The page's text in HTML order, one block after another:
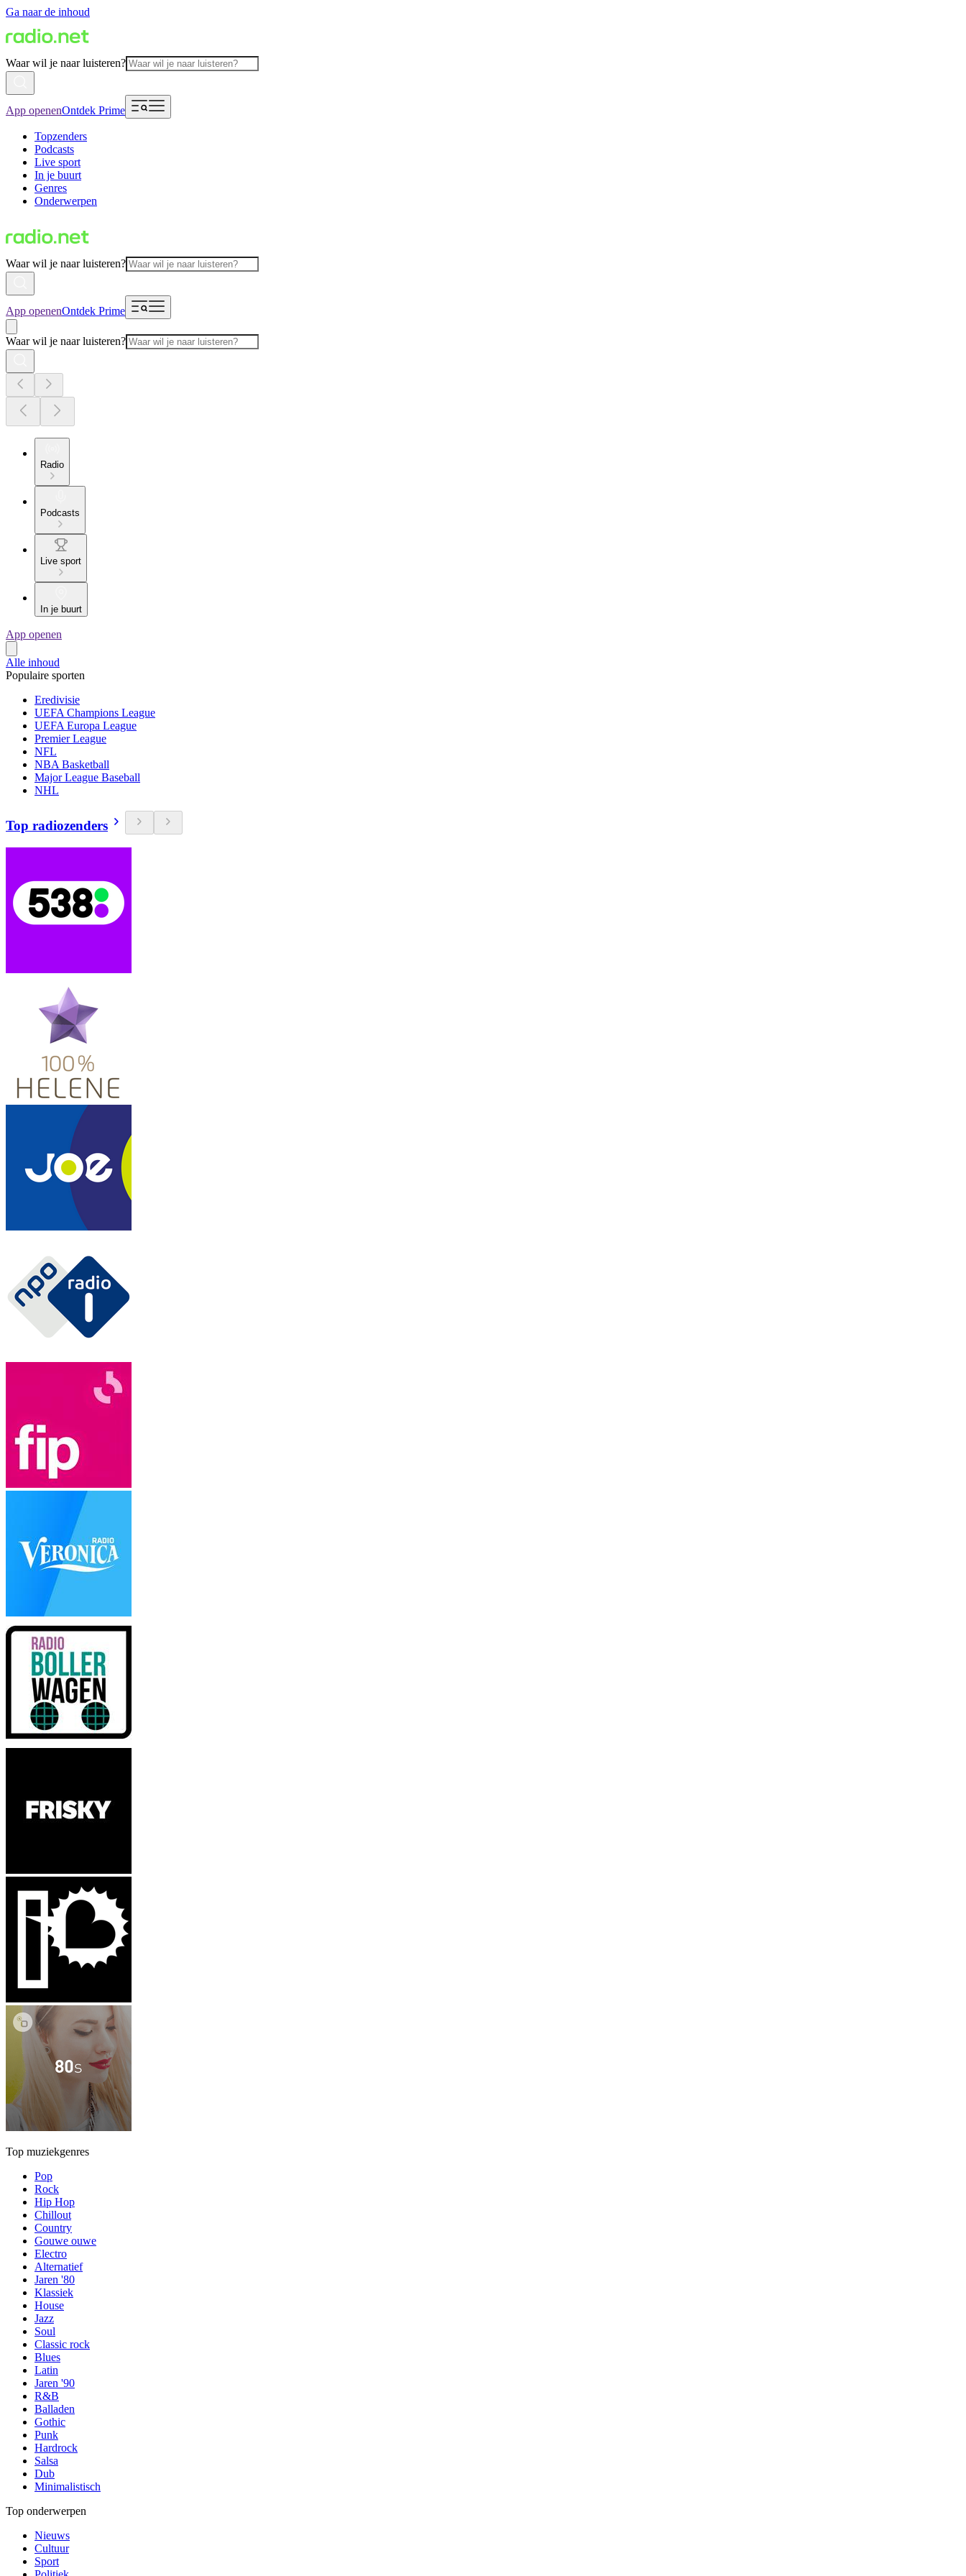
Ga naar de inhoud
Waar wil je naar luisteren?
App openenOntdek Prime
Topzenders
Podcasts
Live sport
In je buurt
Genres
Onderwerpen
Waar wil je naar luisteren?
App openenOntdek Prime
Waar wil je naar luisteren?
Radio
Podcasts
Live sport
In je buurt
App openen
Alle inhoud
Populaire sporten
Eredivisie
UEFA Champions League
UEFA Europa League
Premier League
NFL
NBA Basketball
Major League Baseball
NHL
Top radiozenders
Top muziekgenres
Pop
Rock
Hip Hop
Chillout
Country
Gouwe ouwe
Electro
Alternatief
Jaren '80
Klassiek
House
Jazz
Soul
Classic rock
Blues
Latin
Jaren '90
R&B
Balladen
Gothic
Punk
Hardrock
Salsa
Dub
Minimalistisch
Top onderwerpen
Nieuws
Cultuur
Sport